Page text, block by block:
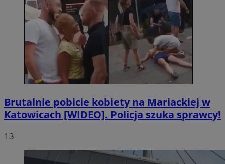
Brutalnie pobicie kobiety na Mariackiej w
Katowicach [WIDEO]. Policja szuka sprawcy!
13